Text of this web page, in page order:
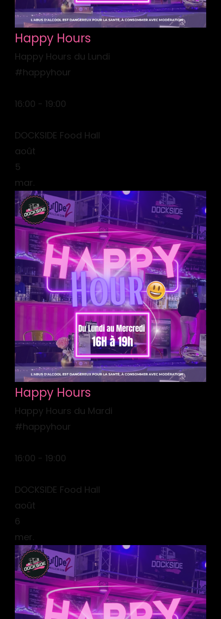
Happy Hours
Happy Hours du Lundi
#happyhour
16:00 - 19:00
DOCKSIDE Food Hall
août
5
mar.
Happy Hours
Happy Hours du Mardi
#happyhour
16:00 - 19:00
DOCKSIDE Food Hall
août
6
mer.